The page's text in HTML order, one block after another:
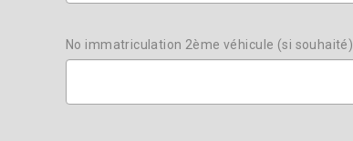
No immatriculation 2ème véhicule (si souhaité)